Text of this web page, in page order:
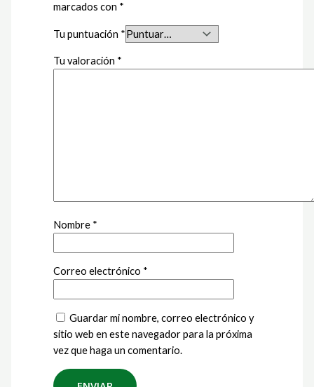
marcados con *
Tu puntuación *
Tu valoración *
Nombre *
Correo electrónico *
Guardar mi nombre, correo electrónico y
sitio web en este navegador para la próxima
vez que haga un comentario.